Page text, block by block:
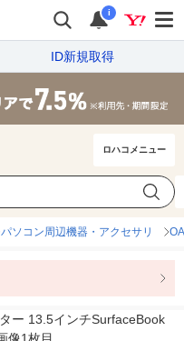
i
ID新規取得
ロハコメニュー
パソコン周辺機器・アクセサリ